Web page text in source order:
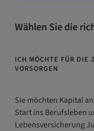
Wählen Sie die
ICH MÖCHTE FÜR DIE
VORSORGEN
Sie möchten Kapital
Start ins Berufsleben
Lebensversicherung